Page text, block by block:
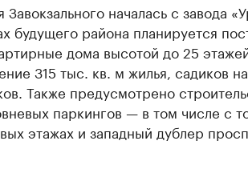
началась с завода
будущего района планируется
дома высотой до 25
315 тыс. кв. м жилья, садиков
Также предусмотрено
паркингов — в том числе с
этажах и западный дублер